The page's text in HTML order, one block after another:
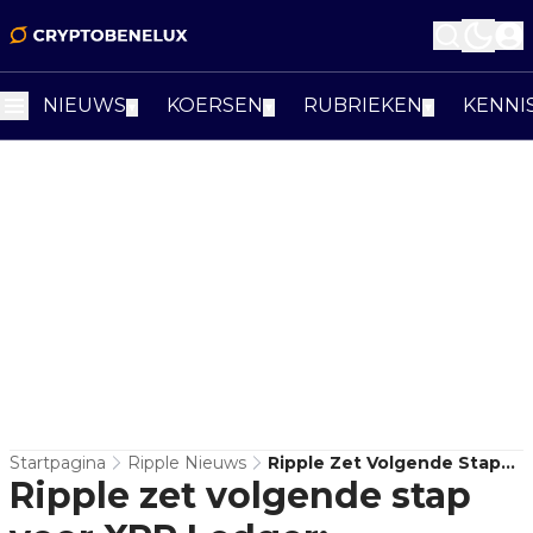
NIEUWS KOERSEN RUBRIEKEN
Startpagina Ripple Nieuws
Ripple Zet Volgende Stap
Voor XRP Ledger:
Institutionele DeFi In De
Ripple zet volgende stap